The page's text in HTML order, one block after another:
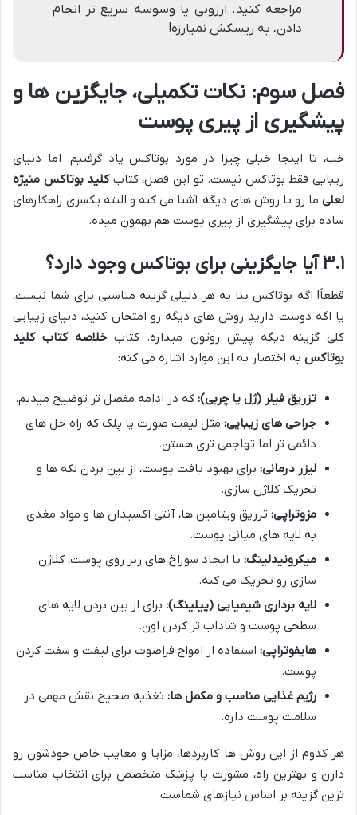
مراجعه کنید. ارزونی یا وسوسه سریع تر انجام
دادن، به ریسکش نمیارزه!
فصل سوم: نکات تکمیلی، جایگزین ها و
پیشگیری از پیری پوست
خب، تا اینجا خیلی چیزا در مورد بوتاکس یاد گرفتیم. اما دنیای
زیبایی فقط بوتاکس نیست. تو این فصل، کتابکلید بوتاکس منیژه
لعلی ما رو با روش های دیگه آشنا می کنه و البته یکسری راهکارهای
ساده برای پیشگیری از پیری پوست هم بهمون میده.
۳.۱ آیا جایگزینی برای بوتاکس وجود دارد؟
قطعاً! اگه بوتاکس بنا به هر دلیلی گزینه مناسبی برای شما نیست،
یا اگه دوست دارید روش های دیگه رو امتحان کنید، دنیای زیبایی
کلی گزینه دیگه پیش روتون میذاره. کتاب خلاصه کتاب کلید
بوتاکس به اختصار به این موارد اشاره می کنه:
تزریق فیلر (ژل یا چربی): که در ادامه مفصل تر توضیح میدیم.
جراحی های زیبایی: مثل لیفت صورت یا پلک که راه حل های
دائمی تر اما تهاجمی تری هستن.
لیزر درمانی: برای بهبود بافت پوست، از بین بردن لکه ها و
تحریک کلاژن سازی.
مزوتراپی: تزریق ویتامین ها، آنتی اکسیدان ها و مواد مغذی
به لایه های میانی پوست.
میکرونیدلینگ: با ایجاد سوراخ های ریز روی پوست، کلاژن
سازی رو تحریک می کنه.
لایه برداری شیمیایی (پیلینگ): برای از بین بردن لایه های
سطحی پوست و شاداب تر کردن اون.
هایفوتراپی: استفاده از امواج فراصوت برای لیفت و سفت کردن
پوست.
رژیم غذایی مناسب و مکمل ها: تغذیه صحیح نقش مهمی در
سلامت پوست داره.
هر کدوم از این روش ها کاربردها، مزایا و معایب خاص خودشون رو
دارن و بهترین راه، مشورت با پزشک متخصص برای انتخاب مناسب
ترین گزینه بر اساس نیازهای شماست.